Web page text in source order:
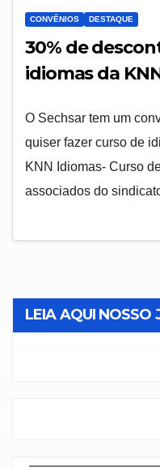
CONVÊNIOS DESTAQUE
30% de
idiomas da
O Sechsar tem um
quiser fazer curso de
KNN Idiomas- Curso
associados do
LEIA AQUI NOSSO